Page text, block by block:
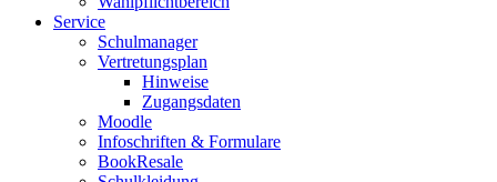
Service
Schulmanager
Vertretungsplan
Hinweise
Zugangsdaten
Moodle
Infoschriften & Formulare
BookResale